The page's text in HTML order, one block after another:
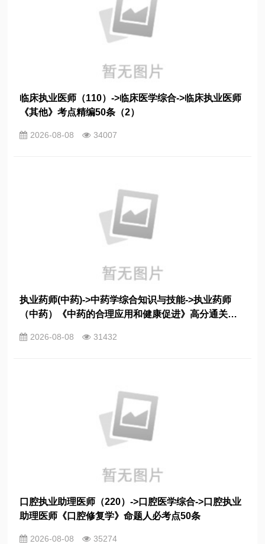
临床执业医师（110）->临床医学综合->临床执业医师
《其他》考点精编50条（2）
2026-08-08 34007
执业药师(中药)->中药学综合知识与技能->执业药师
（中药）《中药的合理应用和健康促进》高分通关考
2026-08-08 31432
口腔执业助理医师（220）->口腔医学综合->口腔执业
助理医师《口腔修复学》命题人必考点50条
2026-08-08 35274